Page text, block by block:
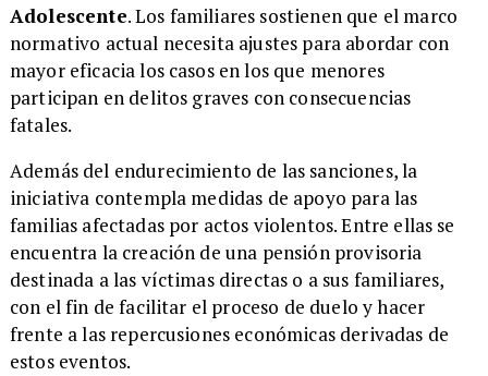
Adolescente. Los familiares sostienen que el marco
normativo actual necesita ajustes para abordar con
mayor eficacia los casos en los que menores
participan en delitos graves con consecuencias
fatales.
Además del endurecimiento de las sanciones, la
iniciativa contempla medidas de apoyo para las
familias afectadas por actos violentos. Entre ellas se
encuentra la creación de una pensión provisoria
destinada a las víctimas directas o a sus familiares,
con el fin de facilitar el proceso de duelo y hacer
frente a las repercusiones económicas derivadas de
estos eventos.